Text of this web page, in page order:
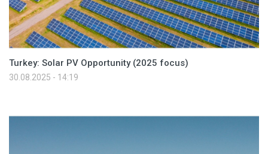
Turkey: Solar PV Opportunity (2025 focus)
30.08.2025 - 14:19